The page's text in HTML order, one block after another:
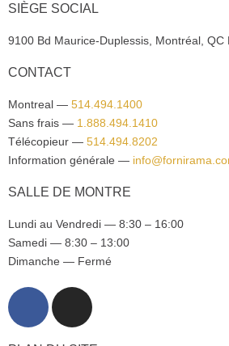
SIÈGE SOCIAL
9100 Bd Maurice-Duplessis, Montréal, QC
CONTACT
Montreal — 514.494.1400
Sans frais — 1.888.494.1410
Télécopieur — 514.494.8202
Information générale —
SALLE DE MONTRE
Lundi au Vendredi — 8:30 – 16:00
Samedi — 8:30 – 13:00
Dimanche — Fermé